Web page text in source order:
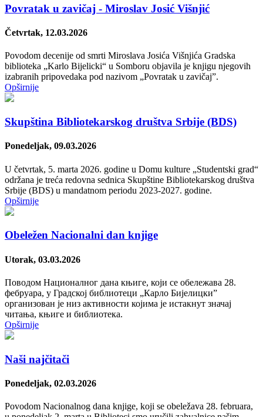
Povratak u zavičaj - Miroslav Josić Višnjić
Četvrtak, 12.03.2026
Povodom decenije od smrti Miroslava Josića Višnjića Gradska
biblioteka „Karlo Bijelicki“ u Somboru objavila je knjigu njegovih
izabranih pripovedaka pod nazivom „Povratak u zavičaj”.
Opširnije
Skupštinа Bibliotekarskog društva Srbije (BDS)
Ponedeljak, 09.03.2026
U četvrtak, 5. marta 2026. godine u Domu kulture „Studentski grad“
održana je treća redovna sednica Skupštine Bibliotekarskog društva
Srbije (BDS) u mandatnom periodu 2023-2027. godine.
Opširnije
Obeležen Nacionalni dan knjige
Utorak, 03.03.2026
Поводом Националног дана књиге, који се обележава 28.
фебруара, у Градској библиотеци „Карло Бијелицки”
организован је низ активности којима је истакнут значај
читања, књиге и библиотека.
Opširnije
Naši najčitači
Ponedeljak, 02.03.2026
Povodom Nacionalnog dana knjige, koji se obeležava 28. februara,